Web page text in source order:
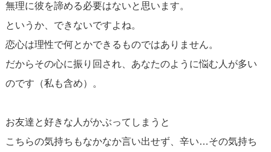
無理に彼を諦める必要はないと思います。
というか、できないですよね。
恋心は理性で何とかできるものではありません。
だからその心に振り回され、あなたのように悩む人が多い
のです（私も含め）。
お友達と好きな人がかぶってしまうと
こちらの気持ちもなかなか言い出せず、辛い…その気持ち